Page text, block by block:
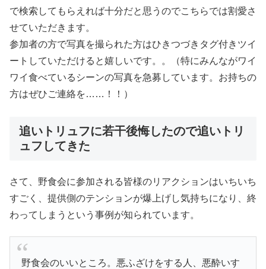
で検索してもらえれば十分だと思うのでこちらでは割愛さ
せていただきます。
参加者の方で写真を撮られた方はひきつづきタグ付きツイ
ートしていただけると嬉しいです。。（特にみんながワイ
ワイ食べているシーンの写真を急募しています。お持ちの
方はぜひご連絡を……！！）
追いトリュフに若干後悔したので追いトリ
ュフしてきた
さて、野食会に参加される皆様のリアクションはいちいち
すごく、提供側のテンションが爆上げし気持ちになり、終
わってしまうという事例が知られています。
野食会のいいところ。悪ふざけをする人、悪酔いす